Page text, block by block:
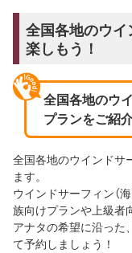
全国各地のウイ
楽しもう！
全国各地のウ
プランをご紹
全国各地のウインドサ
ます。
ウインドサーフィン（
族向けプランや上級者
アナタの希望に沿った
て予約しましょう！